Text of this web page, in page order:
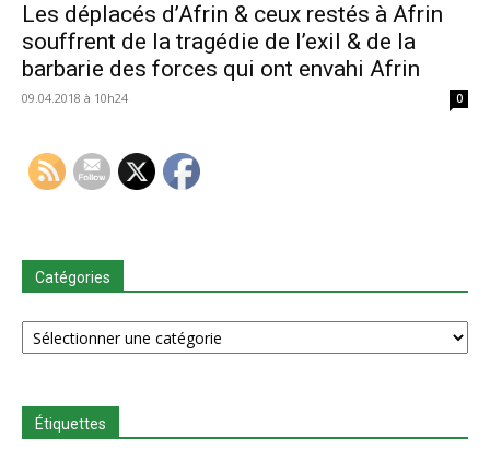
Les déplacés d’Afrin & ceux restés à Afrin
souffrent de la tragédie de l’exil & de la
barbarie des forces qui ont envahi Afrin
09.04.2018 à 10h24 0
Catégories
Catégories
Étiquettes